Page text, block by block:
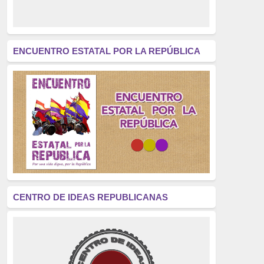
América Latina
(305)
Exhumación
(304)
Golpe de Estado
(304)
Brigadas Internacionales
(303)
pensamiento
(294)
Revisionismo
(289)
La Transición
(275)
educación pública
(270)
ENCUENTRO ESTATAL POR LA REPÚBLICA
CENTRO DE IDEAS REPUBLICANAS